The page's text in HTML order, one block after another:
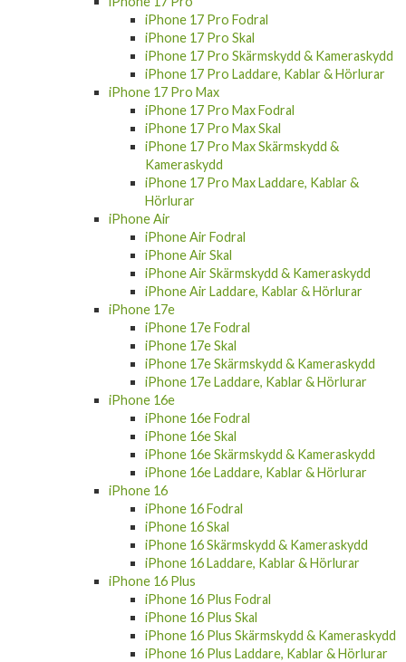
iPhone 17 Pro Fodral
iPhone 17 Pro Skal
iPhone 17 Pro Skärmskydd & Kameraskydd
iPhone 17 Pro Laddare, Kablar & Hörlurar
iPhone 17 Pro Max
iPhone 17 Pro Max Fodral
iPhone 17 Pro Max Skal
iPhone 17 Pro Max Skärmskydd &
Kameraskydd
iPhone 17 Pro Max Laddare, Kablar &
Hörlurar
iPhone Air
iPhone Air Fodral
iPhone Air Skal
iPhone Air Skärmskydd & Kameraskydd
iPhone Air Laddare, Kablar & Hörlurar
iPhone 17e
iPhone 17e Fodral
iPhone 17e Skal
iPhone 17e Skärmskydd & Kameraskydd
iPhone 17e Laddare, Kablar & Hörlurar
iPhone 16e
iPhone 16e Fodral
iPhone 16e Skal
iPhone 16e Skärmskydd & Kameraskydd
iPhone 16e Laddare, Kablar & Hörlurar
iPhone 16
iPhone 16 Fodral
iPhone 16 Skal
iPhone 16 Skärmskydd & Kameraskydd
iPhone 16 Laddare, Kablar & Hörlurar
iPhone 16 Plus
iPhone 16 Plus Fodral
iPhone 16 Plus Skal
iPhone 16 Plus Skärmskydd & Kameraskydd
iPhone 16 Plus Laddare, Kablar & Hörlurar